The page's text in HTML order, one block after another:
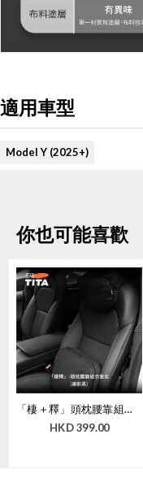
適用車型
Model Y (2025+)
你也可能喜歡
「棲＋釋」頭枕腰靠組合套裝 | TITA
HKD399.00